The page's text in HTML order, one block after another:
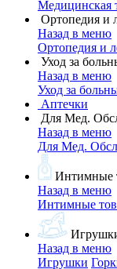
Медицинская
Ортопедия и
Назад в меню
Ортопедия и
Уход за
Назад в меню
Уход за
Аптечки
Для Мед.
Назад в меню
Для Мед.
Интимные
Назад в меню
Интимные
Назад в меню
Игрушки